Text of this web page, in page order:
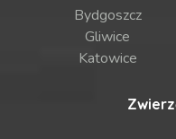
Bydgoszcz
Gliwice
Katowice